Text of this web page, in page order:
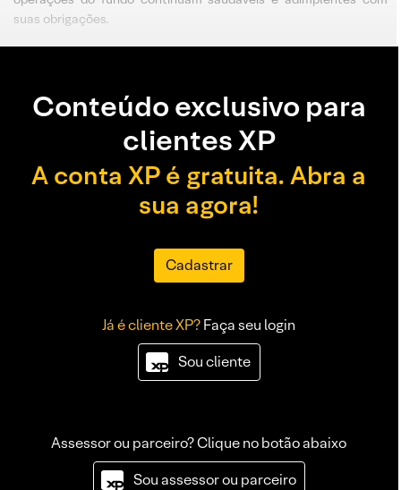
suas obrigações.
Conteúdo exclusivo para
clientes XP
A conta XP é gratuita. Abra a
sua agora!
Cadastrar
Já é cliente XP?Faça seu login
Sou cliente
Assessor ou parceiro? Clique no botão abaixo
Sou assessor ou parceiro